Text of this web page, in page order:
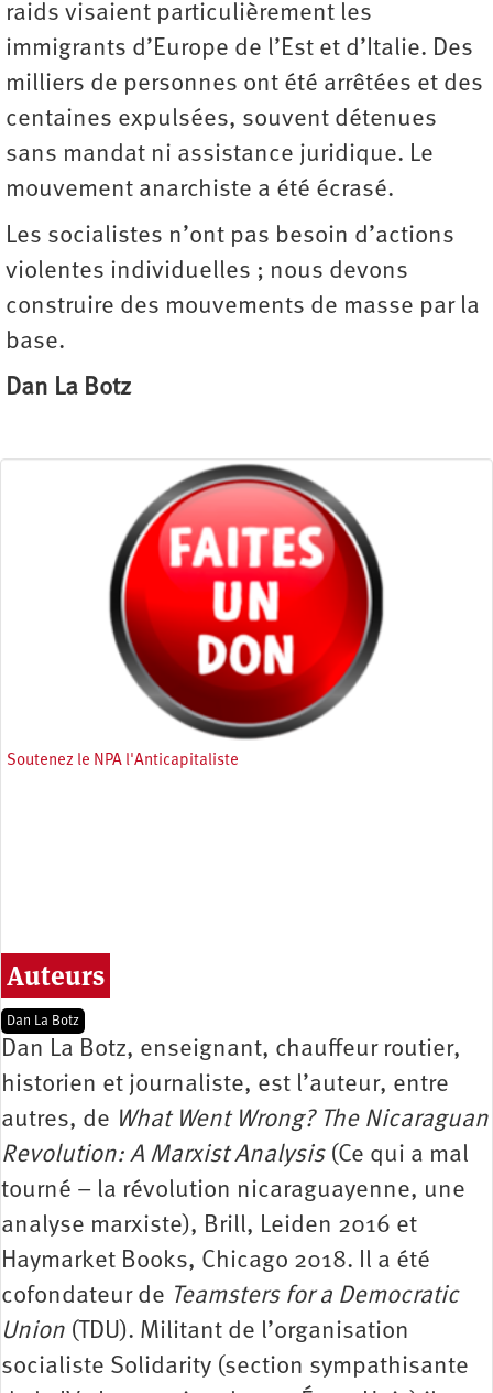
raids visaient particulièrement les
immigrants d’Europe de l’Est et d’Italie. Des
milliers de personnes ont été arrêtées et des
centaines expulsées, souvent détenues
sans mandat ni assistance juridique. Le
mouvement anarchiste a été écrasé.
Les socialistes n’ont pas besoin d’actions
violentes individuelles ; nous devons
construire des mouvements de masse par la
base.
Dan La Botz
Soutenez le NPA l'Anticapitaliste
Auteurs
Dan La Botz
Dan La Botz, enseignant, chauffeur routier,
historien et journaliste, est l’auteur, entre
autres, de What Went Wrong? The Nicaraguan
Revolution: A Marxist Analysis(Ce qui a mal
tourné – la révolution nicaraguayenne, une
analyse marxiste), Brill, Leiden 2016 et
Haymarket Books, Chicago 2018. Il a été
cofondateur de Teamsters for a Democratic
Union (TDU). Militant de l’organisation
socialiste Solidarity (section sympathisante